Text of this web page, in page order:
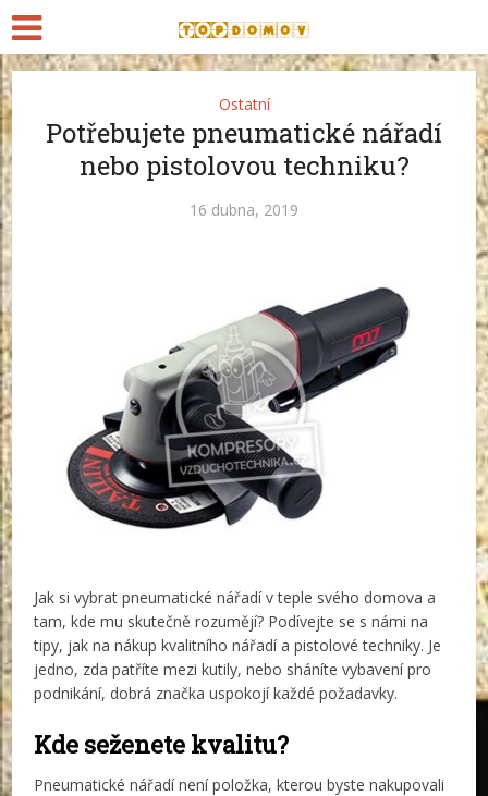
Ostatní
Potřebujete pneumatické nářadí
nebo pistolovou techniku?
16 dubna, 2019
Jak si vybrat pneumatické nářadí v teple svého domova a
tam, kde mu skutečně rozumějí? Podívejte se s námi na
tipy, jak na nákup kvalitního nářadí a pistolové techniky. Je
jedno, zda patříte mezi kutily, nebo sháníte vybavení pro
podnikání, dobrá značka uspokojí každé požadavky.
Kde seženete kvalitu?
Pneumatické nářadí není položka, kterou byste nakupovali